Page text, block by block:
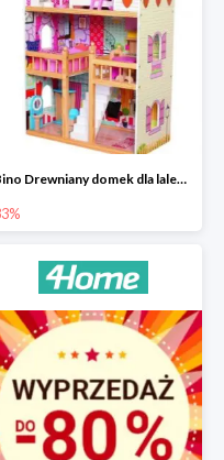
Bino Drewniany domek dla lalek z mebelkami -33%